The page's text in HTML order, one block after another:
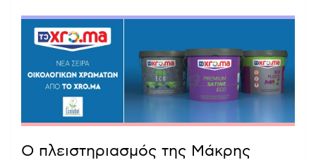
Ο πλειστηριασμός της Μάκρης